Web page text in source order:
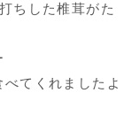
ちした椎茸がた
てくれましたよ